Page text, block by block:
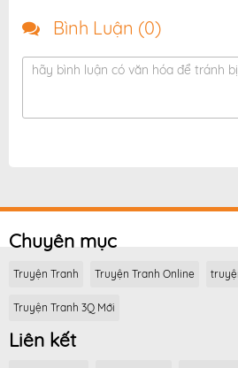
Bình Luận (0)
hãy bình luận có văn hóa để tránh
Chuyên mục
Truyện Tranh Truyện Tranh Online
Truyện Tranh 3Q Mới
Liên kết